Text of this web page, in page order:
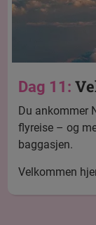
Dag 11:
Du ankommer
flyreise – og
baggasjen.
Velkommen